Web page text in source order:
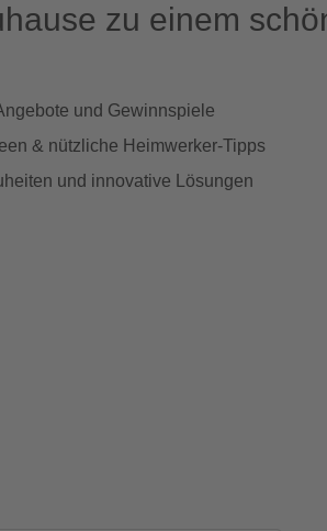
zu einem
und Gewinnspiele
& nützliche Heimwerker-Tipps
und innovative Lösungen